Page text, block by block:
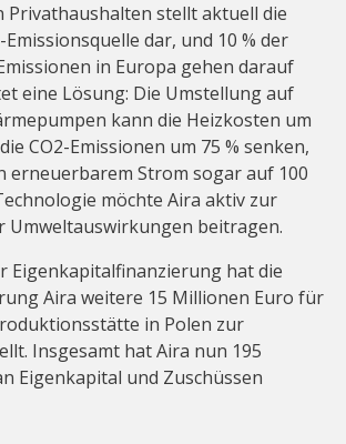
Privathaushalten stellt aktuell die
dar, und 10 % der
in Europa gehen darauf
eine Lösung: Die Umstellung auf
kann die Heizkosten um
CO2-Emissionen um 75 % senken,
erneuerbarem Strom sogar auf 100
möchte Aira aktiv zur
Umweltauswirkungen beitragen.
Eigenkapitalfinanzierung hat die
Aira weitere 15 Millionen Euro für
in Polen zur
Insgesamt hat Aira nun 195
Eigenkapital und Zuschüssen